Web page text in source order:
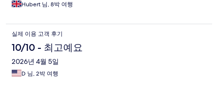
Hubert 님, 8박 여행
실제 이용 고객 후기
10/10 - 최고예요
2026년 4월 5일
D 님, 2박 여행